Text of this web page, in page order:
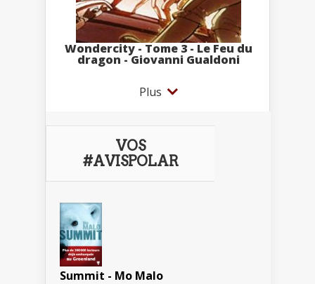
Wondercity - Tome 3 - Le Feu du
dragon - Giovanni Gualdoni
Plus
VOS
#AVISPOLAR
Summit - Mo Malo